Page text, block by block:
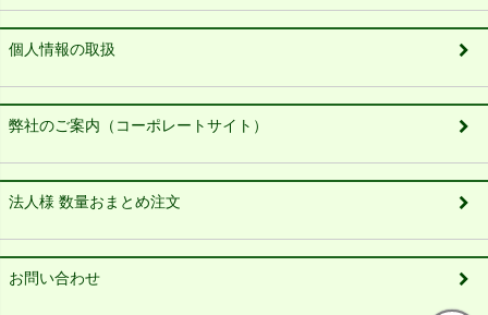
個人情報の取扱
弊社のご案内（コーポレートサイト）
法人様 数量おまとめ注文
お問い合わせ